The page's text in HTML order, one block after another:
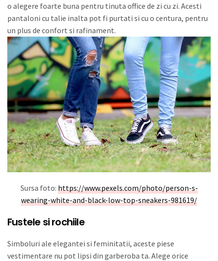
o alegere foarte buna pentru tinuta office de zi cu zi. Acesti
pantaloni cu talie inalta pot fi purtati si cu o centura, pentru
un plus de confort si rafinament.
Sursa foto: https://www.pexels.com/photo/person-s-
wearing-white-and-black-low-top-sneakers-981619/
Fustele si rochiile
Simboluri ale elegantei si feminitatii, aceste piese
vestimentare nu pot lipsi din garberoba ta. Alege orice